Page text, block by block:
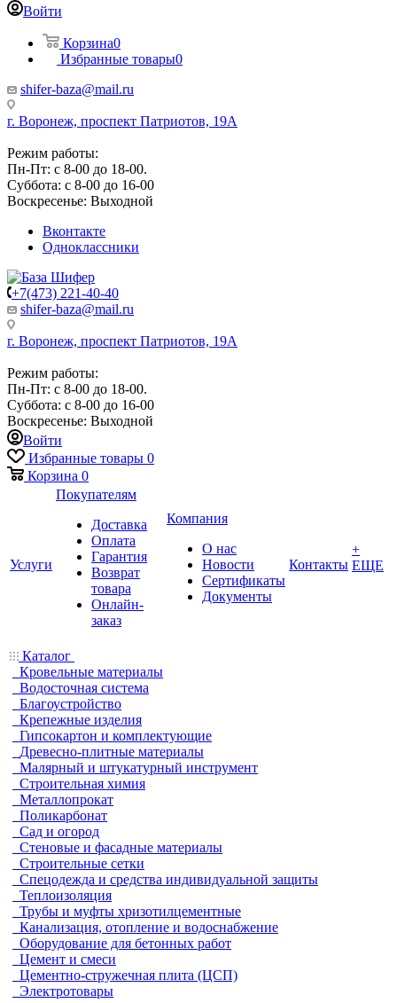
Войти
Корзина0
Избранные товары0
shifer-baza@mail.ru
г. Воронеж, проспект Патриотов, 19А
Режим работы:
Пн-Пт: с 8-00 до 18-00.
Суббота: с 8-00 до 16-00
Воскресенье: Выходной
Вконтакте
Одноклассники
+7(473) 221-40-40
shifer-baza@mail.ru
г. Воронеж, проспект Патриотов, 19А
Режим работы:
Пн-Пт: с 8-00 до 18-00.
Суббота: с 8-00 до 16-00
Воскресенье: Выходной
Войти
Избранные товары 0
Корзина 0
Услуги
Покупателям
Доставка
Оплата
Гарантия
Возврат
товара
Онлайн-
заказ
Компания
О нас
Новости
Сертификаты
Документы
Контакты
+
ЕЩЕ
Каталог
Кровельные материалы
Водосточная система
Благоустройство
Крепежные изделия
Гипсокартон и комплектующие
Древесно-плитные материалы
Малярный и штукатурный инструмент
Строительная химия
Металлопрокат
Поликарбонат
Сад и огород
Стеновые и фасадные материалы
Строительные сетки
Спецодежда и средства индивидуальной защиты
Теплоизоляция
Трубы и муфты хризотилцементные
Канализация, отопление и водоснабжение
Оборудование для бетонных работ
Цемент и смеси
Цементно-стружечная плита (ЦСП)
Электротовары